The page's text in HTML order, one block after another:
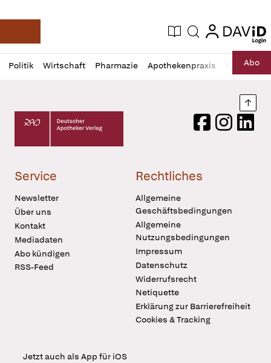
Deutsche Apotheker Zeitung
Aktuelle Ausgabe
Suche login
login
Politik Wirtschaft Pharmazie Apothekenpraxis RechtAbo
Profil
öffnen
Daz
Pur
Deutscher Apotheker Verlag Logo
FacebookInstagram
Service
Newsletter
Über uns
Kontakt
Mediadaten
Abo kündigen
RSS-Feed
Rechtliches
Allgemeine
Geschäftsbedingungen
Allgemeine
Nutzungsbedingungen
Impressum
Datenschutz
Widerrufsrecht
Netiquette
Erklärung zur Barrierefreiheit
Cookies & Tracking
Jetzt auch als App für iOS